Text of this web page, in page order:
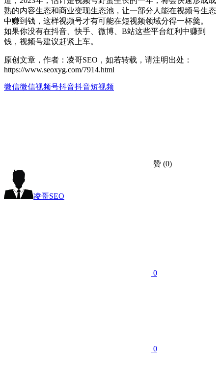
熟的内容生态和商业变现生态池，让一部分人能在视频号生态
中赚到钱，这样视频号才有可能在短视频领域分得一杯羹。
如果你没有在抖音、快手、微博、B站这些平台红利中赚到
钱，视频号建议赶紧上车。
原创文章，作者：凌哥SEO，如若转载，请注明出处：
https://www.seoxyg.com/7914.html
微信微信视频号抖音抖音短视频
赞 (0)
凌哥SEO
0
0